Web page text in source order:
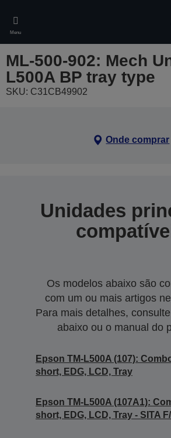
main
content
Menu
ML-500-902: Mech
L500A BP tray type
SKU: C31CB49902
Onde comprar
Unidades
Os modelos abaixo são
com um ou mais artigos
Para mais detalhes,
abaixo ou o manual do
Epson TM-L500A (107):
short, EDG, LCD, Tray
Epson TM-L500A (107A1):
short, EDG, LCD, Tray - SITA